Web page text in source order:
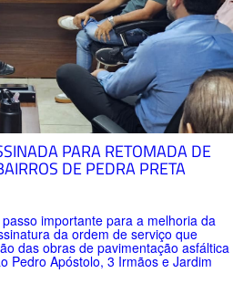
PARA RETOMADA DE
DE PEDRA PRETA
importante para a melhoria da
da ordem de serviço que
das obras de pavimentação asfáltica
Pedro Apóstolo, 3 Irmãos e Jardim